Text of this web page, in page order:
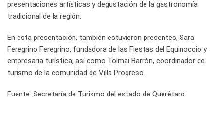
presentaciones artísticas y degustación de la gastronomía
tradicional de la región.
En esta presentación, también estuvieron presentes, Sara
Feregrino Feregrino, fundadora de las Fiestas del Equinoccio y
empresaria turística; así como Tolmai Barrón, coordinador de
turismo de la comunidad de Villa Progreso.
Fuente: Secretaría de Turismo del estado de Querétaro.